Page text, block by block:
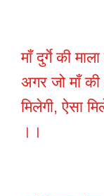
माँ दुर्गे की
अगर जो माँ
मिलेगी, ऐसा
।।